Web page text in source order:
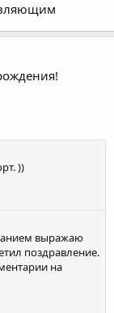
))
выражаю
поздравление.
на